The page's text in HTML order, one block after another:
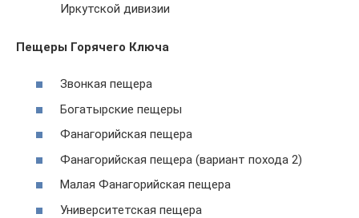
Иркутской дивизии
Пещеры Горячего Ключа
Звонкая пещера
Богатырские пещеры
Фанагорийская пещера
Фанагорийская пещера (вариант похода 2)
Малая Фанагорийская пещера
Университетская пещера